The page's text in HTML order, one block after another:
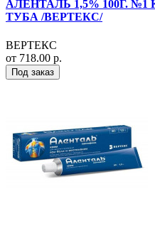
АЛЕНТАЛЬ 1,5% 100Г.
ТУБА /ВЕРТЕКС/
ВЕРТЕКС
от 718.00 р.
Под заказ